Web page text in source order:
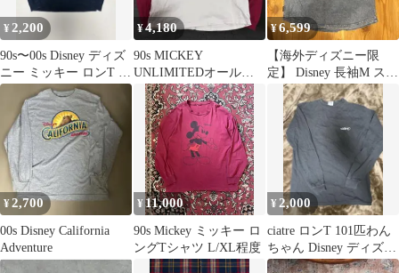
¥ 2,200
90s〜00s Disney ディズ
ニー ミッキー ロンT 長
袖 ブラック S
¥4,180
90s MICKEY
UNLIMITEDオールド
ミッキー ラグラン ロン
¥6,599
【海外ディズニー限
定】 Disney 長袖M スピ
リット ジャージ デ
ニム
¥2,700
00s Disney California
Adventure
¥11,000
90s Mickey ミッキー ロ
ングTシャツ L/XL程度
¥ 2,000
ciatre ロンT 101匹わん
ちゃん Disney ディズニ
ー シアター